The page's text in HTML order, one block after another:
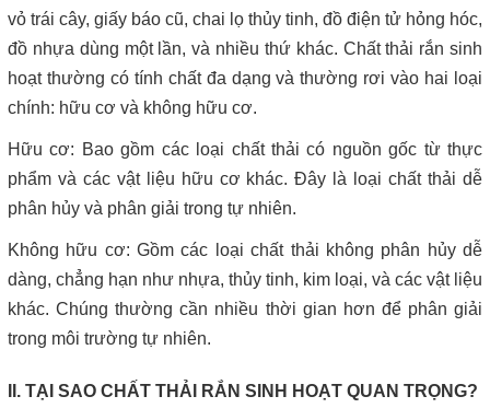
vỏ trái cây, giấy báo cũ, chai lọ thủy tinh, đồ điện tử hỏng hóc,
đồ nhựa dùng một lần, và nhiều thứ khác. Chất thải rắn sinh
hoạt thường có tính chất đa dạng và thường rơi vào hai loại
chính: hữu cơ và không hữu cơ.
Hữu cơ: Bao gồm các loại chất thải có nguồn gốc từ thực
phẩm và các vật liệu hữu cơ khác. Đây là loại chất thải dễ
phân hủy và phân giải trong tự nhiên.
Không hữu cơ: Gồm các loại chất thải không phân hủy dễ
dàng, chẳng hạn như nhựa, thủy tinh, kim loại, và các vật liệu
khác. Chúng thường cần nhiều thời gian hơn để phân giải
trong môi trường tự nhiên.
II. TẠI SAO CHẤT THẢI RẮN SINH HOẠT QUAN TRỌNG?